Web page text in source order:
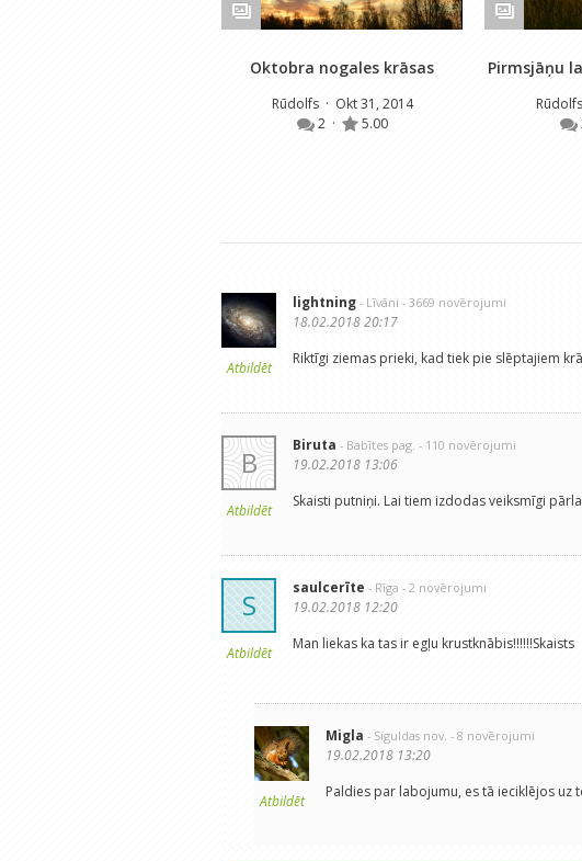
Oktobra nogales krāsas
Rūdolfs · Okt 31, 2014
2 · 5.00
Pirmsjāņu
Rūdolfs
Atbildēt
lightning - Līvāni - 3669 novērojumi
18.02.2018 20:17
Riktīgi ziemas prieki, kad tiek pie slēptajiem
B
Atbildēt
Biruta - Babītes pag. - 110 novērojumi
19.02.2018 13:06
Skaisti putniņi. Lai tiem izdodas veiksmīgi
S
Atbildēt
saulcerīte - Rīga - 2 novērojumi
19.02.2018 12:20
Man liekas ka tas ir egļu krustknābis!!!!!!Skaists
Atbildēt
Migla - Siguldas nov. - 8 novērojumi
19.02.2018 13:20
Paldies par labojumu, es tā ieciklējos uz